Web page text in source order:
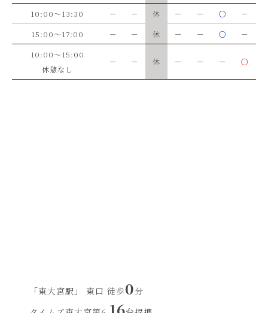
10:00～13:30
－ － 休 － － ○
－
15:00～17:00
－ － 休 － － ○
－
10:00～15:00
休憩なし
－ － 休 － － － ○
「東大宮駅」 東口 徒歩0分